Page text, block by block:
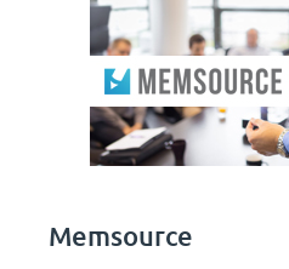
Memsource